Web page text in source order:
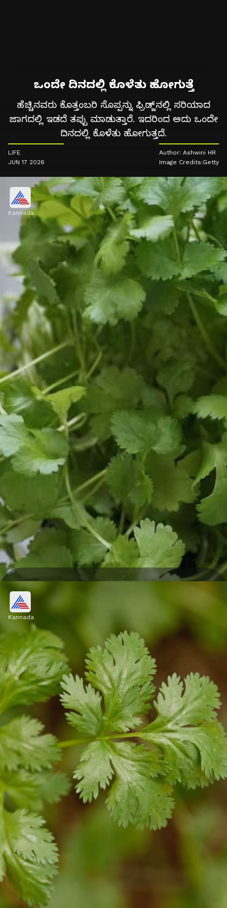
ಒಂದೇ ದಿನದಲ್ಲಿ ಕೊಳೆತು ಹೋಗುತ್ತೆ
ಹೆಚ್ಚಿನವರು ಕೊತ್ತಂಬರಿ ಸೊಪ್ಪನ್ನು ಫ್ರಿಡ್ಜ್‌ನಲ್ಲಿ ಸರಿಯಾದ
ಜಾಗದಲ್ಲಿ ಇಡದೆ ತಪ್ಪು ಮಾಡುತ್ತಾರೆ. ಇದರಿಂದ ಅದು ಒಂದೇ
ದಿನದಲ್ಲಿ ಕೊಳೆತು ಹೋಗುತ್ತದೆ.
LIFE
JUN 17 2026
Author: Ashwini HR
Image Credits:Getty
Kannada
ತುಂಬಾ ಜನ ಫ್ರಿಡ್ಜ್‌ನಲ್ಲಿ ಎಲ್ಲಿ ಗ್ಯಾಪ್ ಸಿಗುತ್ತದೋ ಅಲ್ಲಿ
ಮಾಡುವುದರಿಂದ ಸೊಪ್ಪು ತುಂಬಾ ಬೇಗನೆ ತನ್ನ ತಾಜಾತನ
ಕಳೆದುಕೊಳ್ಳುತ್ತದೆ.
Image credits: pixabay
Kannada